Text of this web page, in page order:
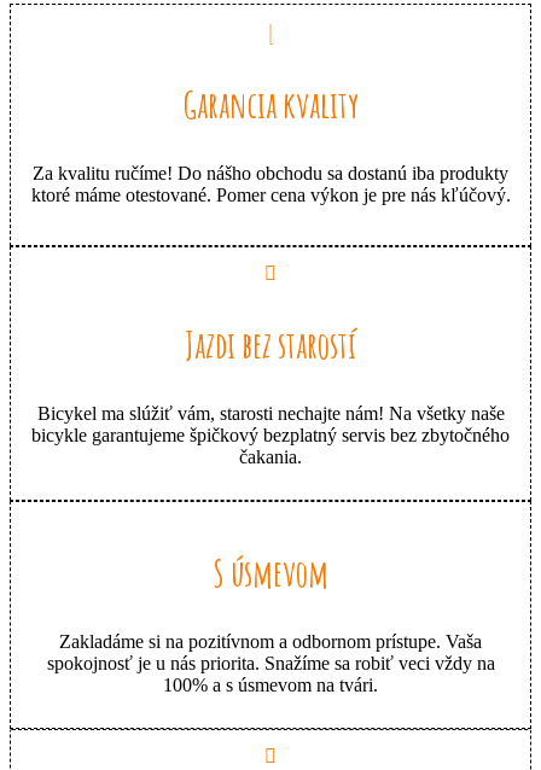
Garancia kvality
Za kvalitu ručíme! Do nášho obchodu sa dostanú iba produkty
ktoré máme otestované. Pomer cena výkon je pre nás kľúčový.
Jazdi bez starostí
Bicykel ma slúžiť vám, starosti nechajte nám! Na všetky naše
bicykle garantujeme špičkový bezplatný servis bez zbytočného
čakania.
S úsmevom
Zakladáme si na pozitívnom a odbornom prístupe. Vaša
spokojnosť je u nás priorita. Snažíme sa robiť veci vždy na
100% a s úsmevom na tvári.